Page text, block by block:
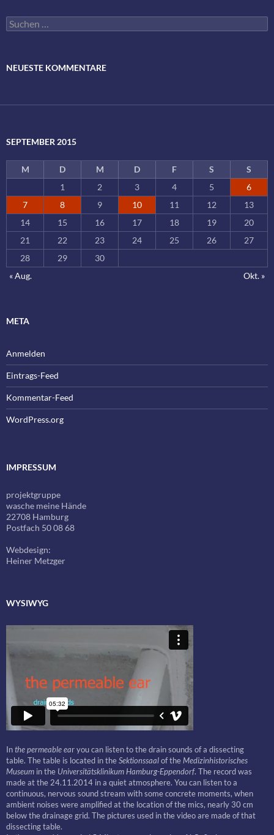
Suchen
nach:
NEUESTE KOMMENTARE
SEPTEMBER 2015
M D M D F S
S
1
2 3 4 5
6
7
8 9 10 11 12
13
14
15 16 17 18 19
20
21
22 23 24 25 26
27
28
29
30
« Aug.
Okt. »
META
Anmelden
Eintrags-Feed
Kommentar-Feed
WordPress.org
IMPRESSUM
projektgruppe
wasche meine Hände
22708 Hamburg
Postfach 50 08 68
Webdesign:
Heiner Metzger
WYSIWYG
Inthe permeable ear you can listen to the drain sounds of a dissecting
table. The table is located in theSektionssaalof theMedizinhistorisches
Museum in the Universitätsklinikum Hamburg-Eppendorf. The record was
made at the 24.11.2014 in a quiet atmosphere. You can listen to a
continuous, nervous sound stream with some concrete moments, when
ambient noises were amplified at the location of the mics, nearly 30 cm
below the drainage grid. The pictures used in the video are made of that
dissecting table.